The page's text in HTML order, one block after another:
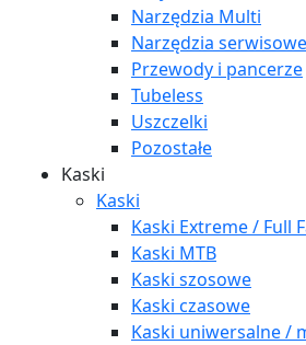
Narzędzia Multi
Narzędzia serwisowe
Przewody i pancerze
Tubeless
Uszczelki
Pozostałe
Kaski
Kaski
Kaski Extreme / Full
Kaski MTB
Kaski szosowe
Kaski czasowe
Kaski uniwersalne /